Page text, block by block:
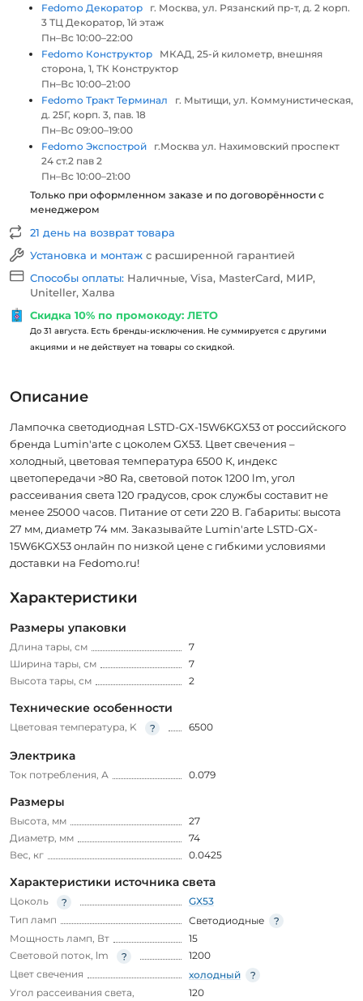
Fedomo Декоратор
г. Москва, ул. Рязанский пр-т, д. 2 корп.
3 ТЦ Декоратор, 1й этаж
Пн–Вс 10:00–22:00
Fedomo Конструктор
МКАД, 25-й километр, внешняя
сторона, 1, ТК Конструктор
Пн–Вс 10:00–21:00
Fedomo Тракт Терминал
г. Мытищи, ул. Коммунистическая,
д. 25Г, корп. 3, пав. 18
Пн–Вс 09:00–19:00
Fedomo Экспострой
г.Москва ул. Нахимовский проспект
24 ст.2 пав 2
Пн–Вс 10:00–21:00
Только при оформленном заказе и по договорённости с
менеджером
21 день на возврат товара
Установка и монтаж с расширенной гарантией
Способы оплаты: Наличные, Visa, MasterCard, МИР,
Uniteller, Халва
Скидка 10% по промокоду: ЛЕТО
До 31 августа. Есть бренды-исключения. Не суммируется с другими
акциями и не действует на товары со скидкой.
Описание
Лампочка светодиодная LSTD-GX-15W6KGX53 от российского
бренда Lumin'arte с цоколем GX53. Цвет свечения –
холодный, цветовая температура 6500 К, индекс
цветопередачи >80 Ra, световой поток 1200 lm, угол
рассеивания света 120 градусов, срок службы составит не
менее 25000 часов. Питание от сети 220 В. Габариты: высота
27 мм, диаметр 74 мм. Заказывайте Lumin'arte LSTD-GX-
15W6KGX53 онлайн по низкой цене с гибкими условиями
доставки на Fedomo.ru!
Характеристики
Размеры упаковки
Длина тары, см
7
Ширина тары, см
7
Высота тары, см
2
Технические особенности
Цветовая температура, K 6500
Электрика
Ток потребления, А 0.079
Размеры
Высота, мм
27
Диаметр, мм
74
Вес, кг
0.0425
Характеристики источника света
Цоколь
GX53
Тип ламп
Светодиодные
Мощность ламп, Вт
15
Световой поток, lm
1200
Цвет свечения
холодный
Угол рассеивания света,
120